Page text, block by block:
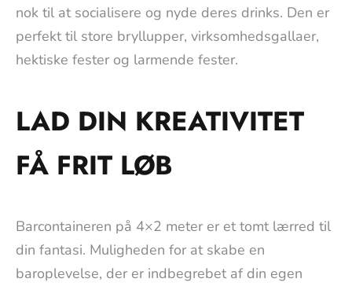
nok til at socialisere og nyde deres drinks. Den er
perfekt til store bryllupper, virksomhedsgallaer,
hektiske fester og larmende fester.
LAD DIN KREATIVITET
FÅ FRIT LØB
Barcontaineren på 4×2 meter er et tomt lærred til
din fantasi. Muligheden for at skabe en
baroplevelse, der er indbegrebet af din egen